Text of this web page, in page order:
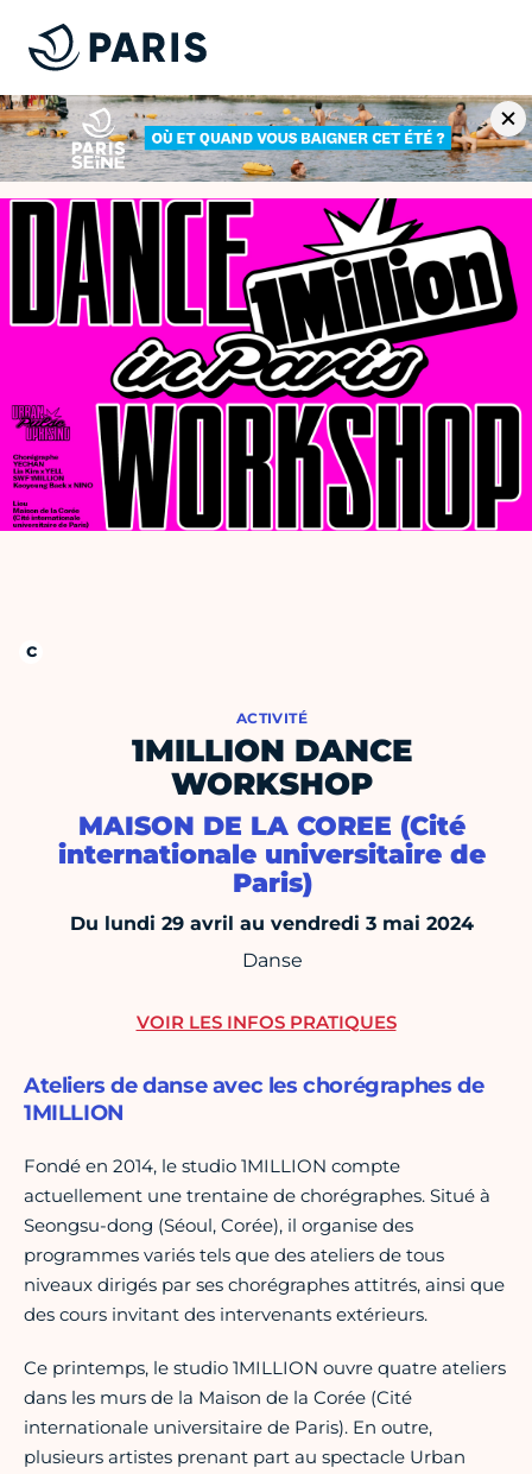
ACTIVITÉ
1MILLION DANCE
WORKSHOP
MAISON DE LA COREE (Cité
internationale universitaire de
Paris)
Du lundi 29 avril au vendredi 3 mai 2024
Danse
Ateliers de danse avec les chorégraphes de
1MILLION
Fondé en 2014, le studio 1MILLION compte
actuellement une trentaine de chorégraphes. Situé à
Seongsu-dong (Séoul, Corée), il organise des
programmes variés tels que des ateliers de tous
niveaux dirigés par ses chorégraphes attitrés, ainsi que
des cours invitant des intervenants extérieurs.
Ce printemps, le studio 1MILLION ouvre quatre ateliers
dans les murs de la Maison de la Corée (Cité
internationale universitaire de Paris). En outre,
plusieurs artistes prenant part au spectacle Urban
VOIR LES INFOS PRATIQUES